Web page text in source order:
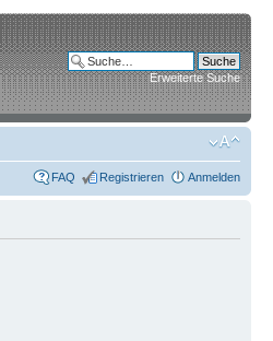
Erweiterte Suche
FAQ Registrieren Anmelden